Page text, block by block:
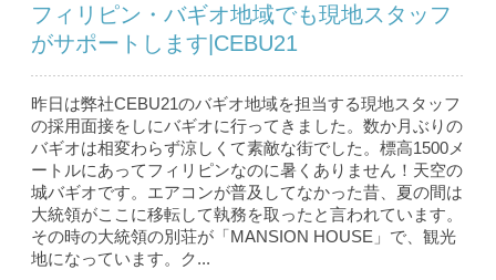
フィリピン・バギオ地域でも現地スタッフ
がサポートします|CEBU21
昨日は弊社CEBU21のバギオ地域を担当する現地スタッフ
の採用面接をしにバギオに行ってきました。数か月ぶりの
バギオは相変わらず涼しくて素敵な街でした。標高1500メ
ートルにあってフィリピンなのに暑くありません！天空の
城バギオです。エアコンが普及してなかった昔、夏の間は
大統領がここに移転して執務を取ったと言われています。
その時の大統領の別荘が「MANSION HOUSE」で、観光
地になっています。ク...